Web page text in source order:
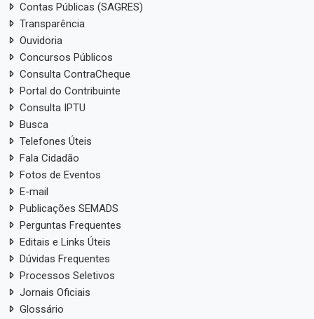
Contas Públicas (SAGRES)
Transparência
Ouvidoria
Concursos Públicos
Consulta ContraCheque
Portal do Contribuinte
Consulta IPTU
Busca
Telefones Úteis
Fala Cidadão
Fotos de Eventos
E-mail
Publicações SEMADS
Perguntas Frequentes
Editais e Links Úteis
Dúvidas Frequentes
Processos Seletivos
Jornais Oficiais
Glossário